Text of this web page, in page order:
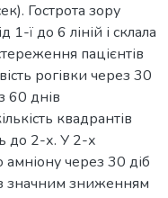
Гострота зору
ї до 6 ліній і склала
пацієнтів
рогівки через 30
60 днів
квадрантів
до 2-х. У 2-х
амніону через 30 діб
з значним зниженням